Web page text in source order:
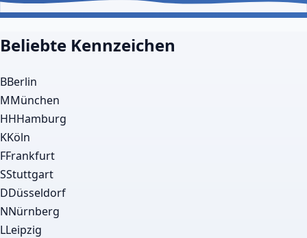
Beliebte Kennzeichen
BBerlin
MMünchen
HHHamburg
KKöln
FFrankfurt
SStuttgart
DDüsseldorf
NNürnberg
LLeipzig